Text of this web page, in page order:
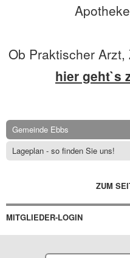
Ob Praktischer
hier geht`s
Gemeinde Ebbs
Lageplan - so finden Sie uns!
ZUM
MITGLIEDER-LOGIN